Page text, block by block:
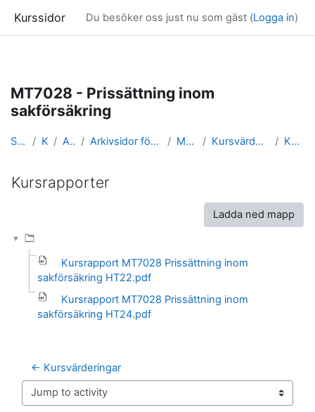
Kurssidor Du besöker oss just nu som gäst (Logga in)
MT7028 - Prissättning inom
sakförsäkring
Startsida Kurser Arkivsidor Arkivsidor för kurser i Matematisk statistik MT7028_arkiv Kursvärderingar och kursrapporter Kursrapporter
Kursrapporter
Ladda ned mapp
Kursrapport MT7028 Prissättning inom
sakförsäkring HT22.pdf
Kursrapport MT7028 Prissättning inom
sakförsäkring HT24.pdf
← Kursvärderingar
Jump to activity